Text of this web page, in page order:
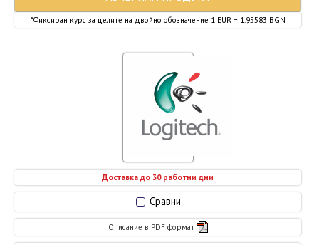
Сравни
Описание в PDF формат
Доставка до 30 работни дни
*Фиксиран курс за целите на двойно обозначение 1 EUR = 1.95583 BGN